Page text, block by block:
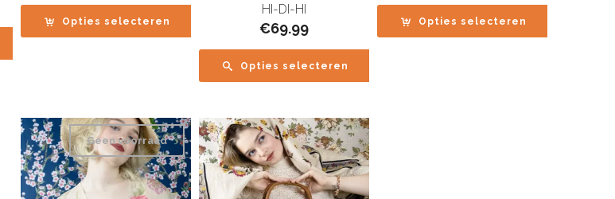
Opties selecteren
HI-DI-HI
€69.99
Opties selecteren
Opties selecteren
Geen voorraad